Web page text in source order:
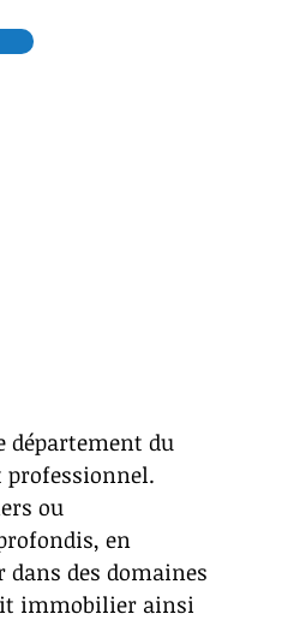
département du
professionnel.
ou
en
des domaines
immobilier ainsi